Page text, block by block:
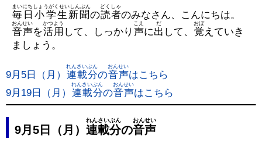
毎日小学生新聞
まいにちしょうがくせいしんぶん
の読者
どくしゃ
のみなさん、こんにちは。
音声
おんせい
を活用
かつよう
して、しっかり 声
こえ
に出
だ
して、 覚
おぼ
えていき
ましょう。
9月5日（月） 連載分
れんさいぶん
の音声
おんせい
はこちら
9月19日（月） 連載分
れんさいぶん
の音声
おんせい
はこちら
9月5日（月） 連載分
れんさいぶん
の音声
おんせい